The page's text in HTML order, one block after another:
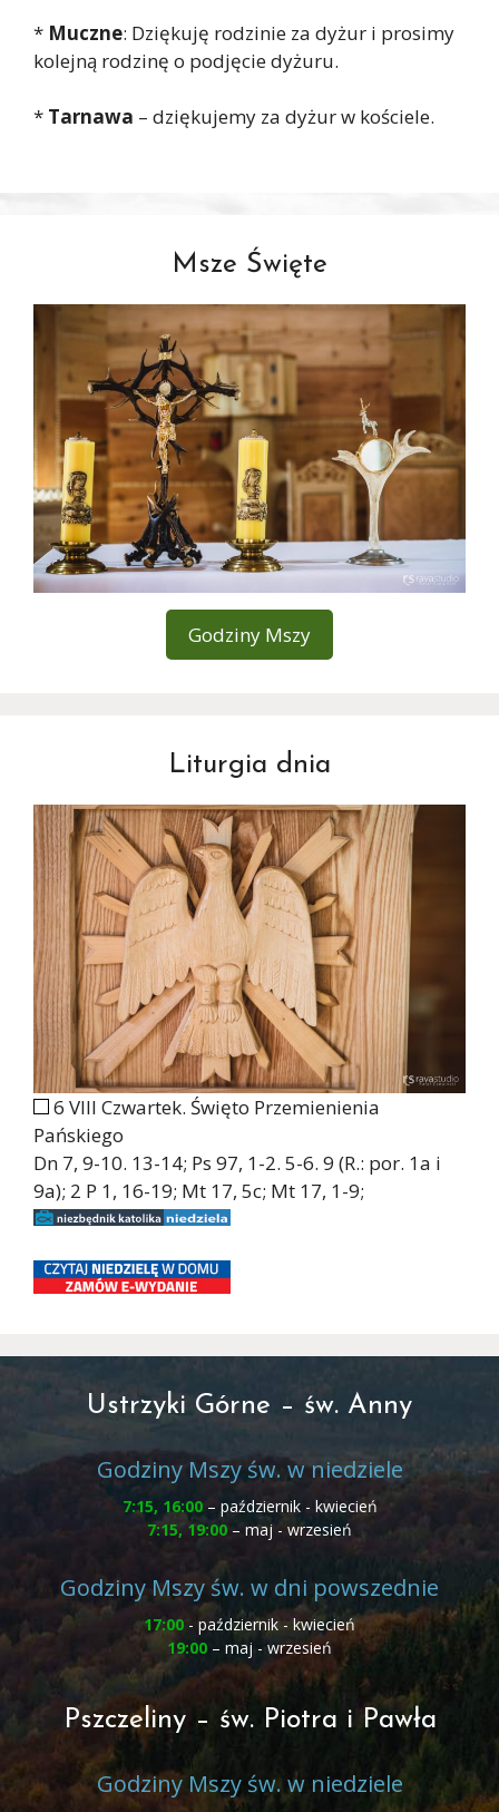
* Muczne: Dziękuję rodzinie za dyżur i prosimy
kolejną rodzinę o podjęcie dyżuru.
* Tarnawa – dziękujemy za dyżur w kościele.
Msze Święte
Godziny Mszy
Liturgia dnia
6 VIII Czwartek. Święto Przemienienia
Pańskiego
Dn 7, 9-10. 13-14; Ps 97, 1-2. 5-6. 9 (R.: por. 1a i
9a); 2 P 1, 16-19; Mt 17, 5c; Mt 17, 1-9;
Ustrzyki Górne – św. Anny
Godziny Mszy św. w niedziele
7:15, 16:00– październik - kwiecień
7:15, 19:00 – maj - wrzesień
Godziny Mszy św. w dni powszednie
17:00 - październik - kwiecień
19:00 – maj - wrzesień
Pszczeliny – św. Piotra i Pawła
Godziny Mszy św. w niedziele